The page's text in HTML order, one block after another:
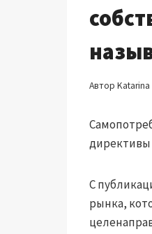
Автор Katarina
директивы
С
рынка,